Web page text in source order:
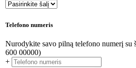
Telefono numeris
Nurodykite savo pilną telefono numerį su
600 00000)
+